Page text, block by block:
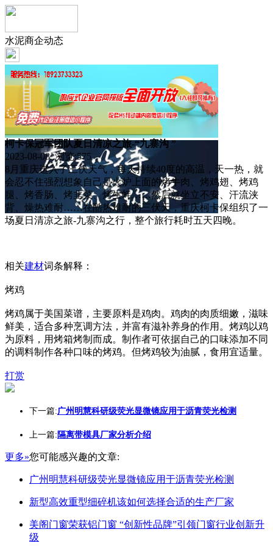
水泥商企动态
柯卡保冠军团队夏日清凉之旅-“九寨沟 ”
2023-08-08 浏览:575
8月重庆进入了三伏天气，每天持续40度的高温，天一热，就
会忍不住强烈想象自己是火炉上面的烤牛肉、烤鸡翅、烤鸡
腿、烤香肠、烤韭菜、烤生蚝……然后就坐立不安、汗流浃
背、燥热难耐……在酷热难耐的三伏天，重庆柯卡保组织了一
场夏日清凉之旅-九寨沟之行，整个旅行耗时五天四晚。
相关建材词条解释：
烤鸡
烤鸡属于美国菜谱，主要原料是鸡肉。鸡肉的肉质细嫩，滋味
鲜美，适合多种烹调方法，并富有滋补养身的作用。烤鸡以鸡
为原料，用烤箱烤制而成。制作者可依据自己的口味添加不同
的调料制作各种口味的烤鸡。但烤鸡较为油腻，食用宜适量。
打赏
下一篇:广州明慧科研级荧光显微镜应用于沥青荧光检测
上一篇: 隔离带模具厂家分析介绍
更多»您可能感兴趣的文章:
广州明慧科研级荧光显微镜应用于沥青荧光检测
新型高效重型细碎机该如何选择合适的生产厂家
美阁门窗荣获铝门窗 “创新性品牌”引领门窗行业创新升
级